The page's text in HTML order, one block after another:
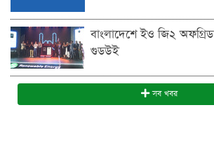
বাংলাদেশে ইও জি২
গুডউই
সব খবর